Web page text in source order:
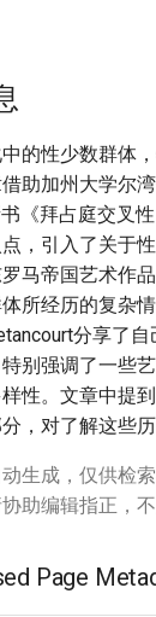
的性少数群体
助加州大学尔
《拜占庭交叉
，引入了关于
马帝国艺术作
所经历的复杂
分享了
别强调了一些
性。文章中提
，对了解这些历
生成，仅供检
助编辑指正，不
Page